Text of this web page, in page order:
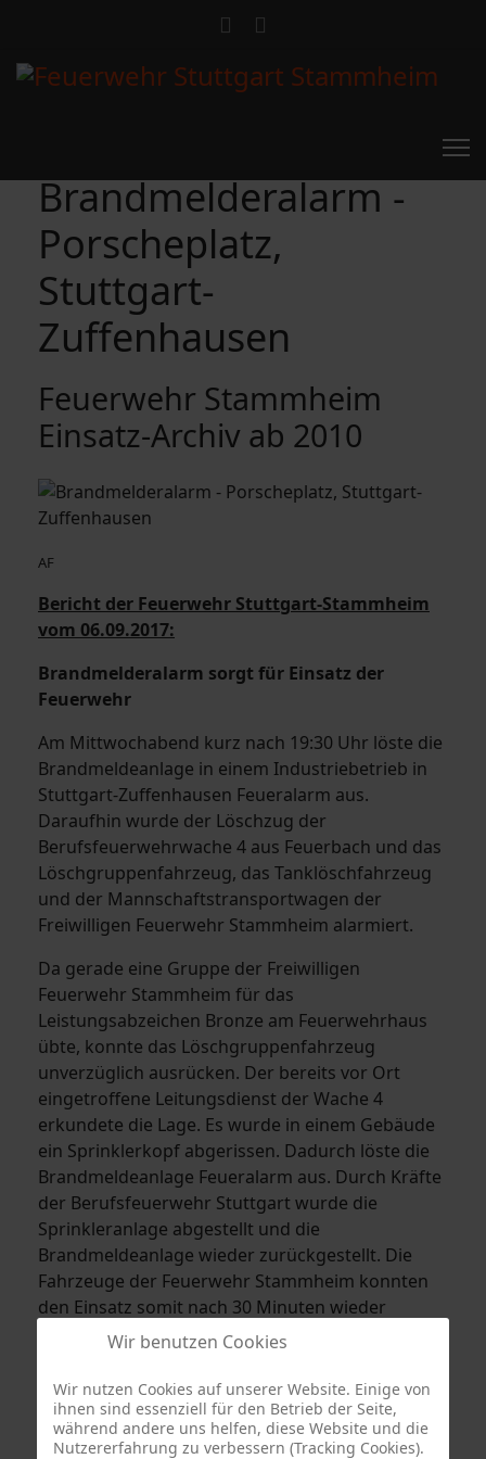
Feuerwehr Stammheim
Einsatz-Archiv ab 2010
Brandmelderalarm -
Porscheplatz,
Stuttgart-
Zuffenhausen
AF
Bericht der Feuerwehr Stuttgart-Stammheim
vom 06.09.2017:
Brandmelderalarm sorgt für Einsatz der
Feuerwehr
Am Mittwochabend kurz nach 19:30 Uhr löste die
Brandmeldeanlage in einem Industriebetrieb in
Stuttgart-Zuffenhausen Feueralarm aus.
Daraufhin wurde der Löschzug der
Berufsfeuerwehrwache 4 aus Feuerbach und das
Löschgruppenfahrzeug, das Tanklöschfahrzeug
und der Mannschaftstransportwagen der
Freiwilligen Feuerwehr Stammheim alarmiert.
Da gerade eine Gruppe der Freiwilligen
Feuerwehr Stammheim für das
Leistungsabzeichen Bronze am Feuerwehrhaus
übte, konnte das Löschgruppenfahrzeug
unverzüglich ausrücken. Der bereits vor Ort
eingetroffene Leitungsdienst der Wache 4
erkundete die Lage. Es wurde in einem Gebäude
ein Sprinklerkopf abgerissen. Dadurch löste die
Brandmeldeanlage Feueralarm aus. Durch Kräfte
der Berufsfeuerwehr Stuttgart wurde die
Sprinkleranlage abgestellt und die
Brandmeldeanlage wieder zurückgestellt. Die
Fahrzeuge der Feuerwehr Stammheim konnten
den Einsatz somit nach 30 Minuten wieder
beenden.Wir benutzen Cookies
Wir nutzen Cookies auf unserer Website. Einige von
ihnen sind essenziell für den Betrieb der Seite,
während andere uns helfen, diese Website und die
Nutzererfahrung zu verbessern (Tracking Cookies).